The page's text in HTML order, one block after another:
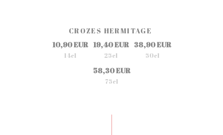
CROZES HERMITAGE
10,90 EUR
14cl
19,40 EUR
25cl
38,90 EUR
50cl
58,30 EUR
75cl